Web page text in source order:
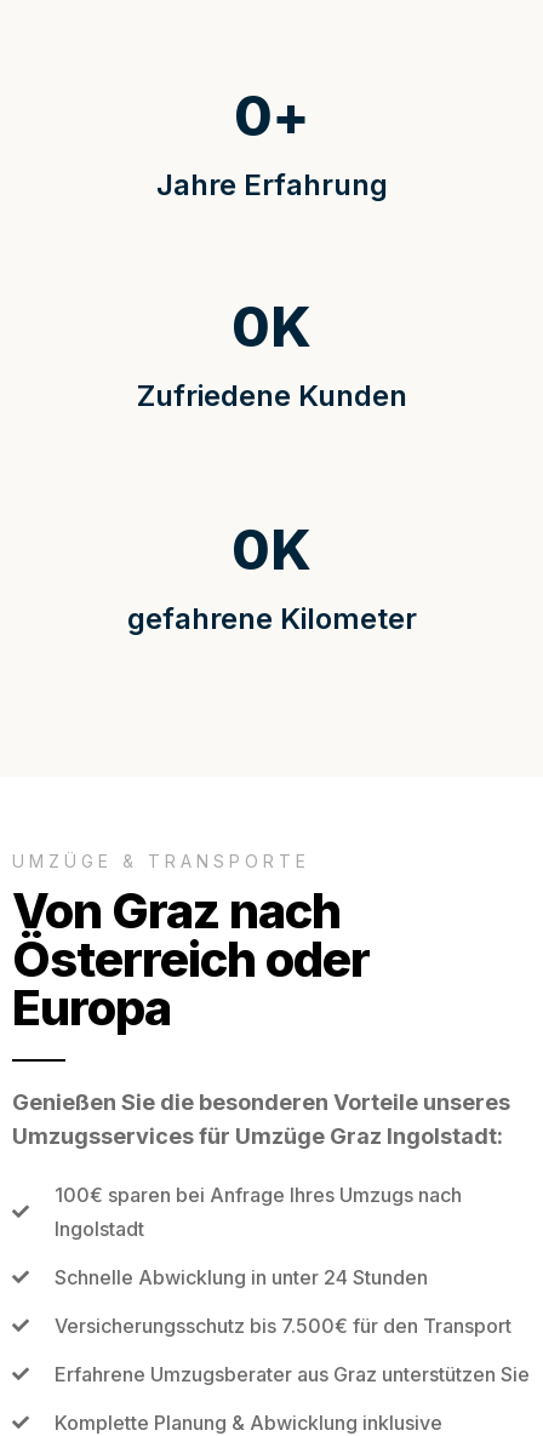
Jahre Erfahrung
0+
Zufriedene Kunden
0K
gefahrene Kilometer
0K
UMZÜGE & TRANSPORTE
Von Graz nach
Österreich oder
Europa
Genießen Sie die besonderen Vorteile unseres
Umzugsservices für Umzüge Graz Ingolstadt:
100€ sparen bei Anfrage Ihres Umzugs nach
Ingolstadt
Schnelle Abwicklung in unter 24 Stunden
Versicherungsschutz bis 7.500€ für den Transport
Erfahrene Umzugsberater aus Graz unterstützen Sie
Komplette Planung & Abwicklung inklusive